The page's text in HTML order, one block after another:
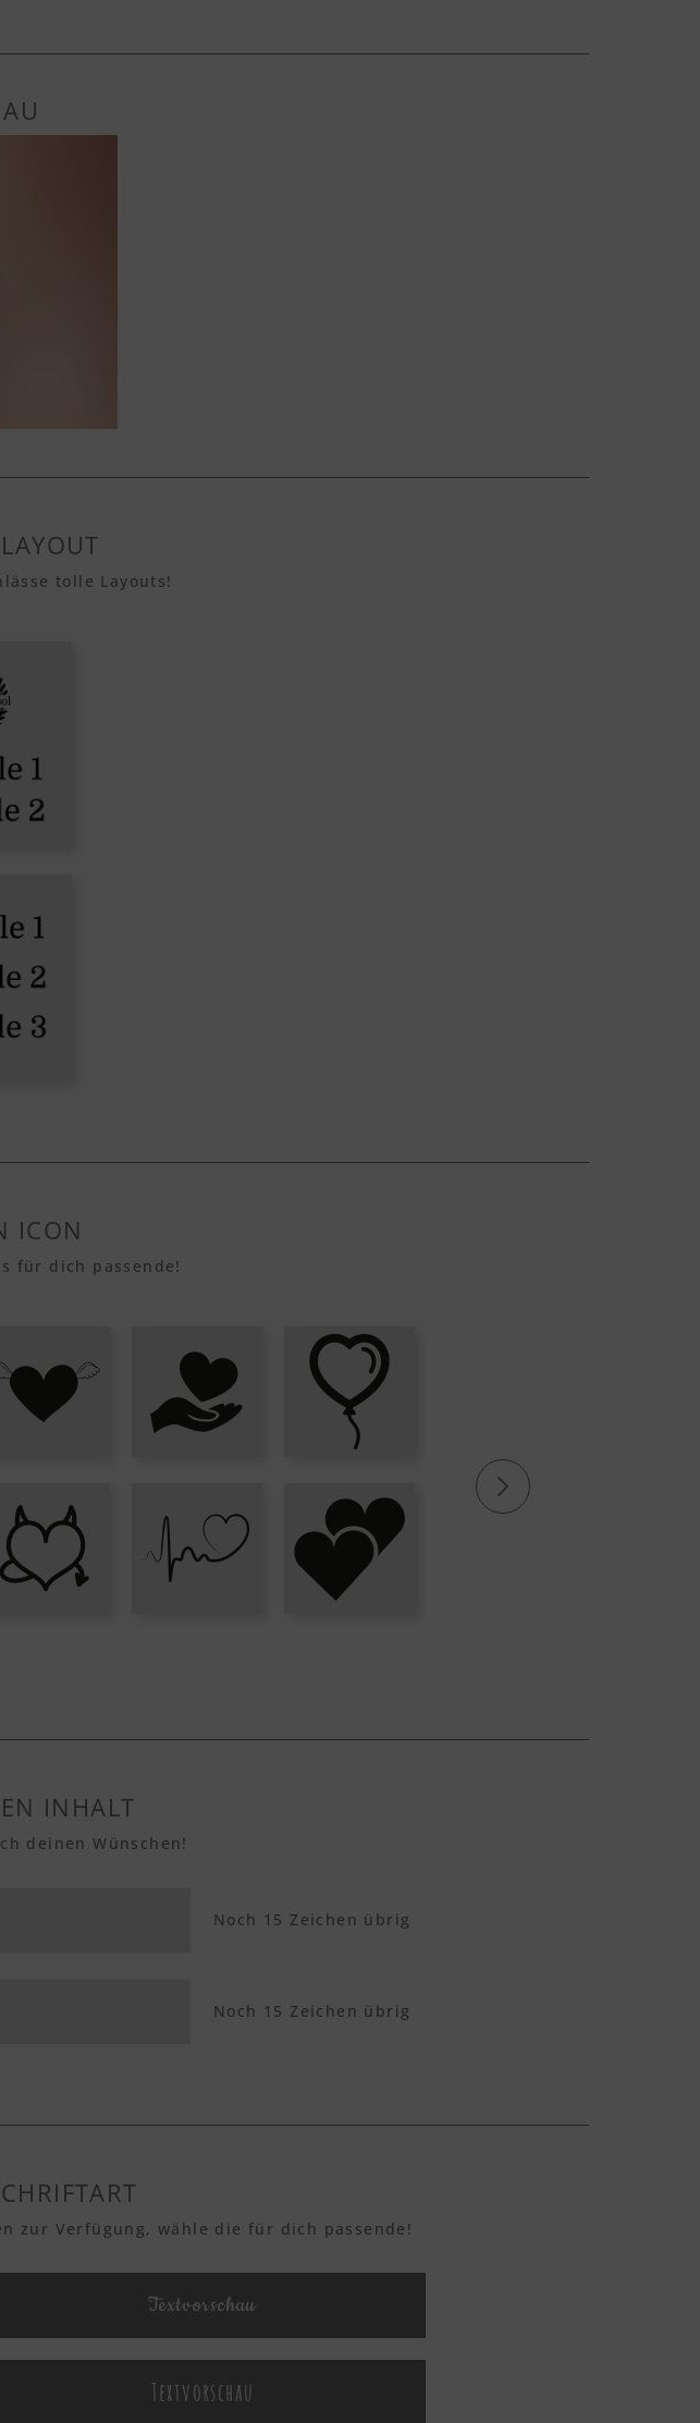
tolle Layouts!
ICON
für dich passende!
INHALT
deinen Wünschen!
Noch 15 Zeichen übrig
Noch 15 Zeichen übrig
zur Verfügung, wähle die für dich passende!
Textvorschau
Textvorschau